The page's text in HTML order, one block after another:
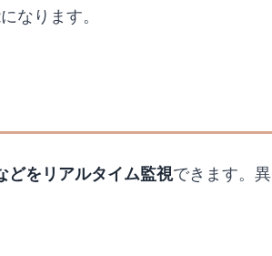
なります。
どをリアルタイム監視できます。異